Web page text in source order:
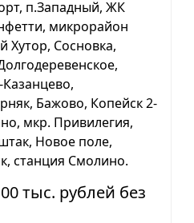
п.Западный, ЖК
микрорайон
Хутор, Сосновка,
Бажово, Копейск 2-
мкр. Привилегия,
Новое поле,
станция Смолино.
тыс. рублей без